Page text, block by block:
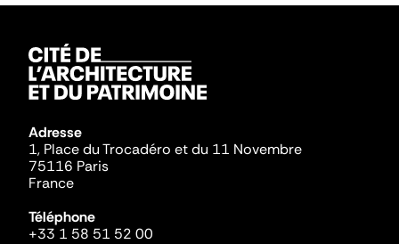
Adresse
1, Place du Trocadéro et du 11 Novembre
75116 Paris
France
Téléphone
+33 1 58 51 52 00